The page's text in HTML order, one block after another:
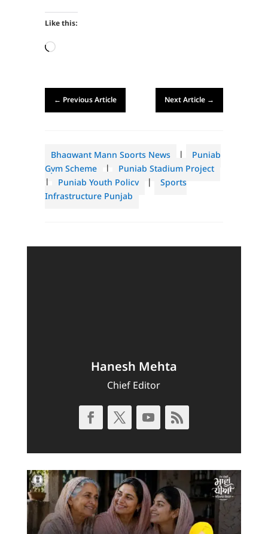
Like this:
Loading…
← Previous Article Next Article →
Bhagwant Mann Sports News |
Punjab
Gym Scheme
|
Punjab Stadium Project
|
Punjab Youth Policy
Sports
Infrastructure Punjab
Hanesh Mehta
Chief Editor